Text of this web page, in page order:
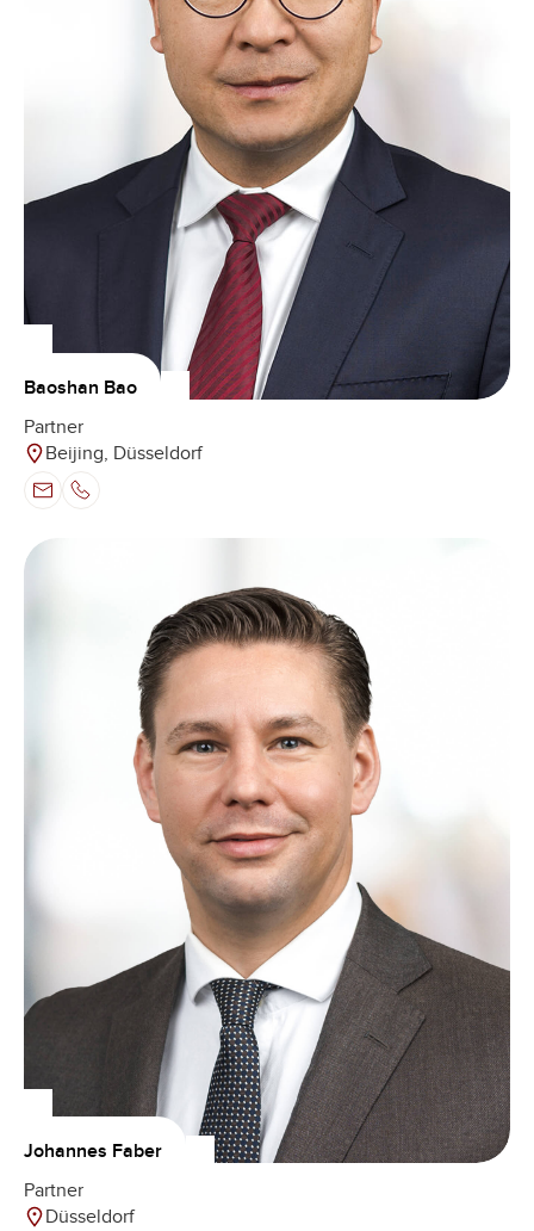
Baoshan Bao
Partner
Beijing, Düsseldorf
Johannes Faber
Partner
Düsseldorf